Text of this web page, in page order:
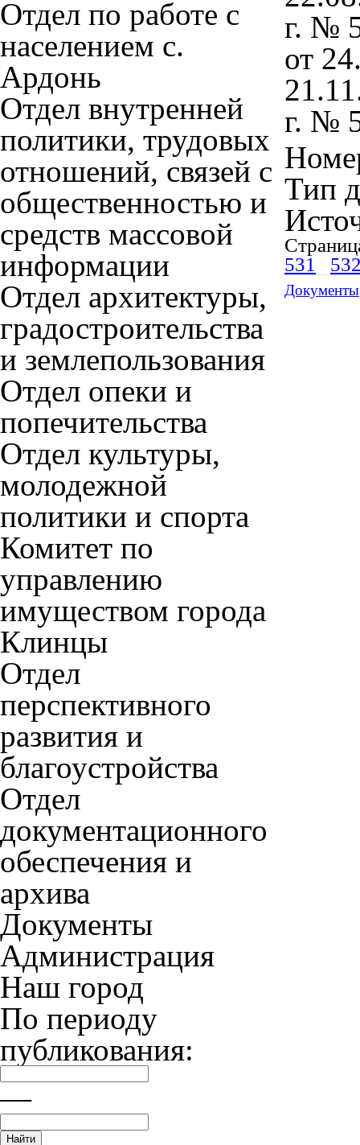
Отдел по работе с
населением с.
Ардонь
Отдел внутренней
политики, трудовых
отношений, связей с
общественностью и
средств массовой
информации
Отдел архитектуры,
градостроительства
и землепользования
Отдел опеки и
попечительства
Отдел культуры,
молодежной
политики и спорта
Комитет по
управлению
имуществом города
Клинцы
Отдел
перспективного
развития и
благоустройства
Отдел
документационного
обеспечения и
архива
Документы
Администрация
Наш город
По периоду
публикования:
—
г. №
от
г. №
Тип
531
Документы